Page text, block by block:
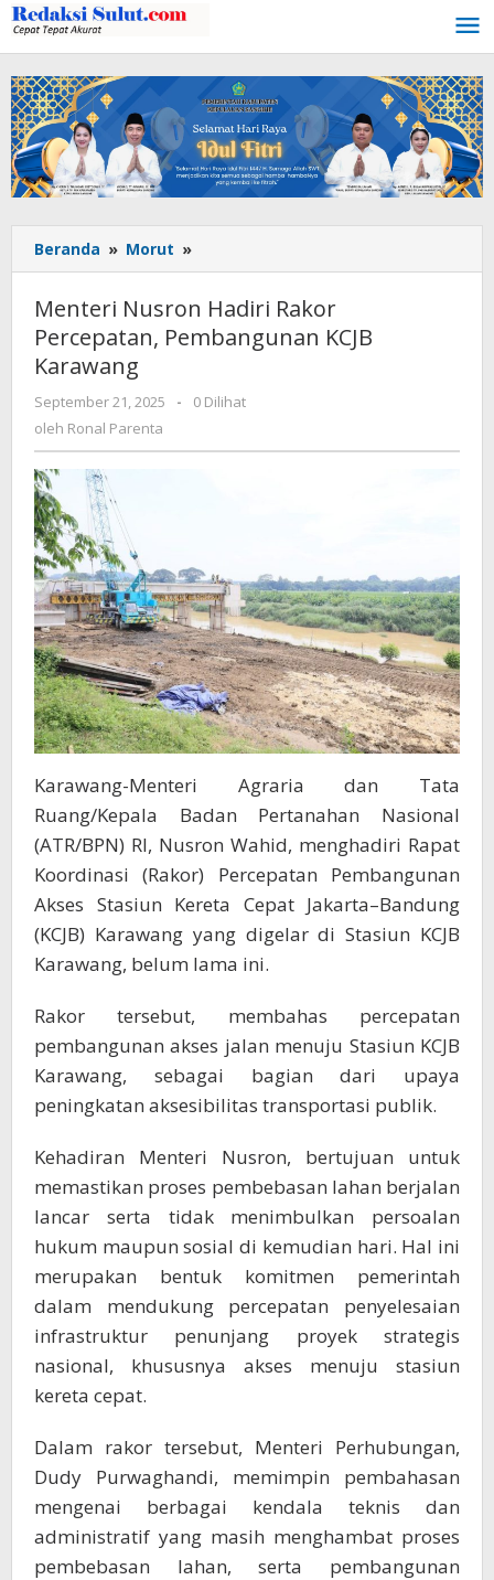
Lewati
ke
konten
Beranda » Morut »
Nusron
Rakor
Percepatan,
Karawang
Menteri Nusron Hadiri Rakor
Percepatan, Pembangunan KCJB
Karawang
September 21, 2025
oleh
-
0 Dilihat
oleh Ronal Parenta
Karawang-Menteri Agraria dan Tata
Ruang/Kepala Badan Pertanahan Nasional
(ATR/BPN) RI, Nusron Wahid, menghadiri Rapat
Koordinasi (Rakor) Percepatan Pembangunan
Akses Stasiun Kereta Cepat Jakarta–Bandung
(KCJB) Karawang yang digelar di Stasiun KCJB
Karawang, belum lama ini.
Rakor tersebut, membahas percepatan
pembangunan akses jalan menuju Stasiun KCJB
Karawang, sebagai bagian dari upaya
peningkatan aksesibilitas transportasi publik.
Kehadiran Menteri Nusron, bertujuan untuk
memastikan proses pembebasan lahan berjalan
lancar serta tidak menimbulkan persoalan
hukum maupun sosial di kemudian hari. Hal ini
merupakan bentuk komitmen pemerintah
dalam mendukung percepatan penyelesaian
infrastruktur penunjang proyek strategis
nasional, khususnya akses menuju stasiun
kereta cepat.
Dalam rakor tersebut, Menteri Perhubungan,
Dudy Purwaghandi, memimpin pembahasan
mengenai berbagai kendala teknis dan
administratif yang masih menghambat proses
pembebasan lahan, serta pembangunan